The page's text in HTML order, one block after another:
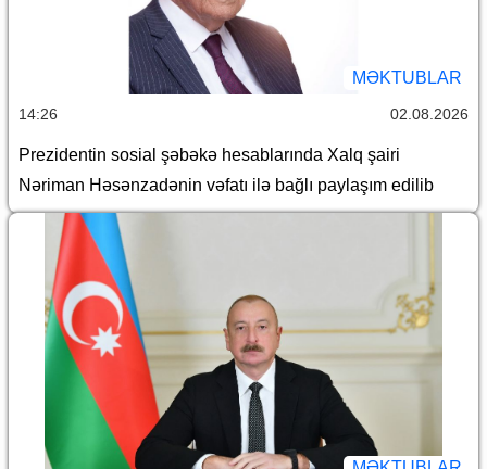
MƏKTUBLAR
14:26 02.08.2026
Prezidentin sosial şəbəkə hesablarında Xalq şairi
Nəriman Həsənzadənin vəfatı ilə bağlı paylaşım edilib